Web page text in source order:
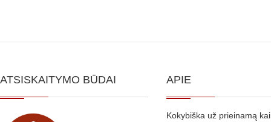
ATSISKAITYMO BŪDAI APIE
Kokybiška už prieinamą